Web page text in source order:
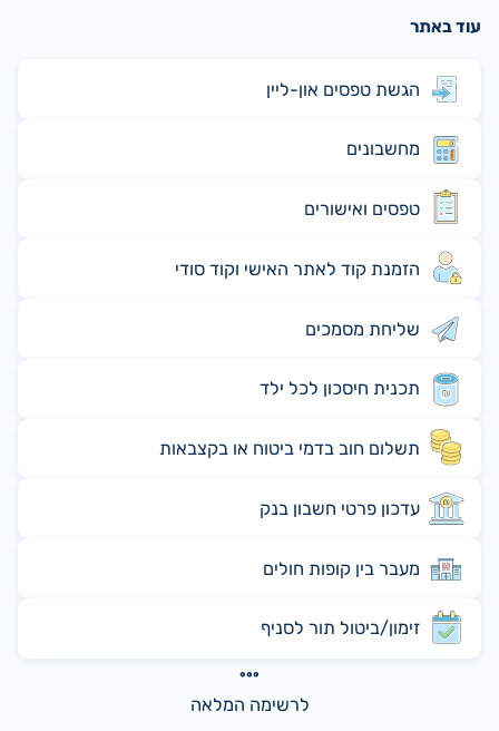
עוד באתר
הגשת טפסים און-ליין
מחשבונים
טפסים ואישורים
הזמנת קוד לאתר האישי וקוד סודי
שליחת מסמכים
תכנית חיסכון לכל ילד
תשלום חוב בדמי ביטוח או בקצבאות
עדכון פרטי חשבון בנק
מעבר בין קופות חולים
זימון/ביטול תור לסניף
לרשימה המלאה